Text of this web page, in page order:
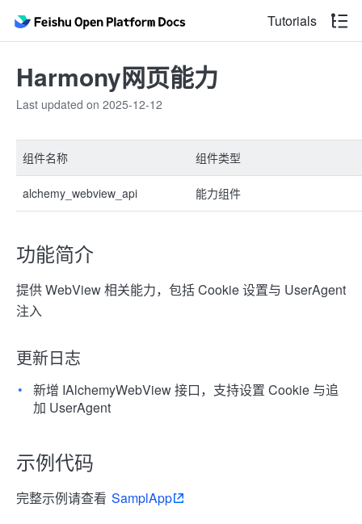
Tutorials
Harmony网页能力
Last updated on 2025-12-12
组件名称 组件类型
alchemy_webview_api 能力组件
功能简介
提供 WebView 相关能力，包括 Cookie 设置与 UserAgent
注入
更新日志
新增 IAlchemyWebView 接口，支持设置 Cookie 与追
加 UserAgent
示例代码
完整示例请查看 SamplApp